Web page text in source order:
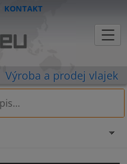
KONTAKT